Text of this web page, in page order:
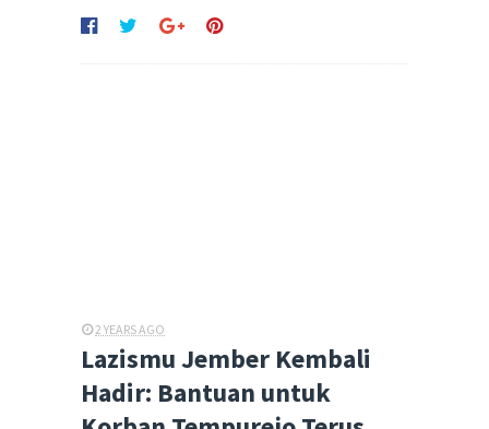
2 YEARS AGO
Lazismu Jember Kembali
Hadir: Bantuan untuk